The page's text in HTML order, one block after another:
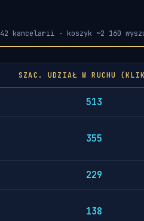
42 kancelarii · koszyk ~2 160
SZAC. UDZIAŁ W RUCHU
513
355
229
138